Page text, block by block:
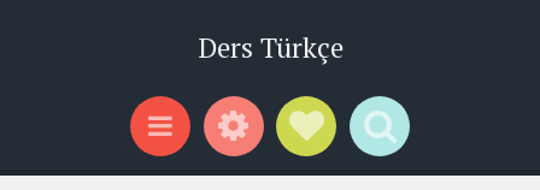
Ders Türkçe
Menu WidgetsSocial Links
Search